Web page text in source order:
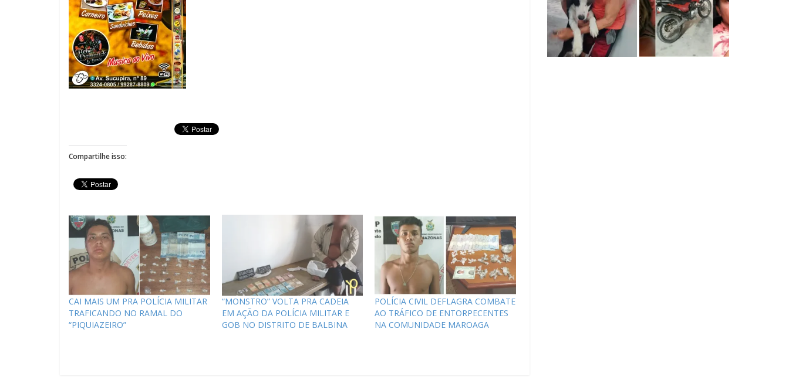
Compartilhe isso:
CAI MAIS UM PRA POLÍCIA MILITAR
TRAFICANDO NO RAMAL DO
“PIQUIAZEIRO”
“MONSTRO” VOLTA PRA CADEIA
EM AÇÃO DA POLÍCIA MILITAR E
GOB NO DISTRITO DE BALBINA
POLÍCIA CIVIL DEFLAGRA COMBATE
AO TRÁFICO DE ENTORPECENTES
NA COMUNIDADE MAROAGA